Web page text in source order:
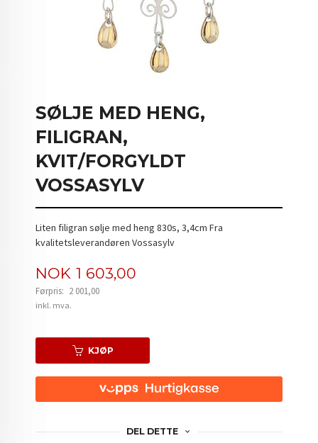
SØLJE MED HENG,
FILIGRAN,
KVIT/FORGYLDT
VOSSASYLV
Liten filigran sølje med heng 830s, 3,4cm Fra
kvalitetsleverandøren Vossasylv
Tilbud
NOK 1 603,00
Førpris: 2 001,00
Rabatt
inkl. mva.
KJØP
DEL DETTE